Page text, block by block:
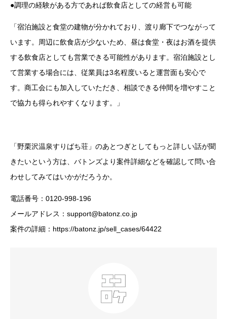
●調理の経験がある方であれば飲食店としての経営も可能
「宿泊施設と食堂の建物が分かれており、渡り廊下でつながって
います。周辺に飲食店が少ないため、昼は食堂・夜はお酒を提供
する飲食店としても営業できる可能性があります。宿泊施設とし
て営業する場合には、従業員は3名程度いると運営面も安心で
す。商工会にも加入していただき、相談できる仲間を増やすこと
で協力も得られやすくなります。」
「野栗沢温泉すりばち荘」のあとつぎとしてもっと詳しい話が聞
きたいという方は、バトンズより案件詳細などを確認して問い合
わせしてみてはいかがだろうか。
電話番号：0120-998-196
メールアドレス：support@batonz.co.jp
案件の詳細：https://batonz.jp/sell_cases/64422